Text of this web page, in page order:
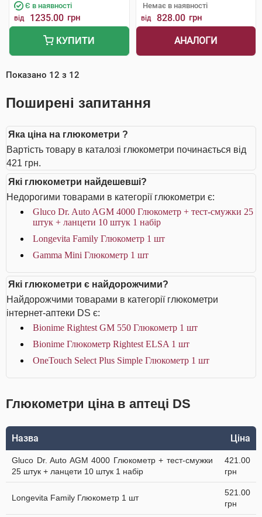
Є в наявності
від 1235.00 грн
КУПИТИ
Немає в наявності
від 828.00 грн
АНАЛОГИ
Показано 12 з 12
Поширені запитання
Яка ціна на глюкометри ?
Вартість товару в каталозі глюкометри починається від
421 грн.
Які глюкометри найдешевші?
Недорогими товарами в категорії глюкометри є:
Gluco Dr. Auto AGM 4000 Глюкометр + тест-смужки 25
штук + ланцети 10 штук 1 набір
Longevita Family Глюкометр 1 шт
Gamma Mini Глюкометр 1 шт
Які глюкометри є найдорожчими?
Найдорожчими товарами в категорії глюкометри
інтернет-аптеки DS є:
Bionime Rightest GM 550 Глюкометр 1 шт
Bionime Глюкометр Rightest ELSA 1 шт
OneTouch Select Plus Simple Глюкометр 1 шт
Глюкометри ціна в аптеці DS
Назва Ціна
Gluco Dr. Auto AGM 4000 Глюкометр + тест-смужки
25 штук + ланцети 10 штук 1 набір
421.00
грн
Longevita Family Глюкометр 1 шт
521.00
грн